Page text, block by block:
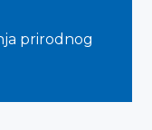
prirodnog